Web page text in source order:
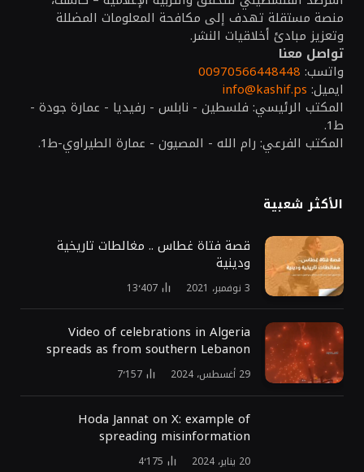
منصة مستقلة تهدف إلى مكافحة المعلومات المضللة
وتعزيز مبادئ أخلاقيات النشر.
تواصل معنا
واتسب: 00970566448448
ايميل: info@kashif.ps
المكتب الرئيسي: فلسطين - نابلس - رفيديا - عمارة جودة -
ط1.
المكتب الفرعي: رام الله - المصيون - عمارة الطيراوي-ط1.
الأكثر شعبية
قصة فتاة غطاس .. مغالطات تاريخية
ودينية
3 نوفمبر، 2021 13٬407
Video of celebrations in Algeria
spreads as from southern Lebanon
29 أغسطس، 2024 7٬157
Hoda Jannat on X: example of
spreading misinformation
20 يناير، 2024 4٬175